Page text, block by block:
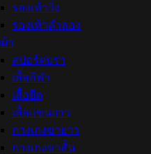
รองเท้าวิ่ง
รองเท้าลำลอง
า
สปอร์ตบรา
เสื้อกีฬา
เสื้อยืด
เสื้อแขนยาว
กางเกงขายาว
กางเกงขาสั้น